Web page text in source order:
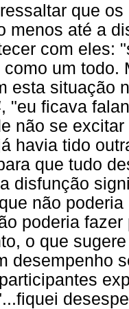
que
menos até a
com eles:
um todo.
esta situação
, "eu ficava
não se
havia tido
que tudo
disfunção
não
poderia
o que
desempenho